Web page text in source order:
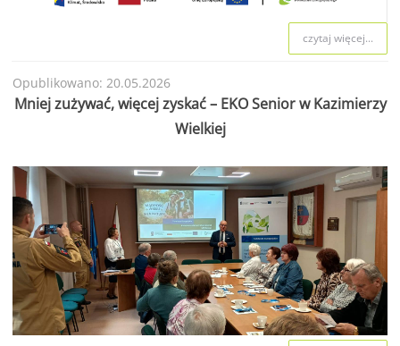
czytaj więcej...
Opublikowano: 20.05.2026
Mniej zużywać, więcej zyskać – EKO Senior w Kazimierzy
Wielkiej